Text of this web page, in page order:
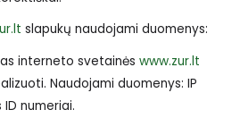
slapukų naudojami duomenys:
interneto svetainėswww.zur.lt
Naudojami duomenys: IP
numeriai.